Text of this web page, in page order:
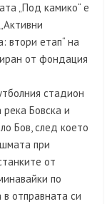
„Под камико“ е
втори етап“ на
от фондация
стадион
река Бовска и
Бов, след което
при
от
по
отправната си